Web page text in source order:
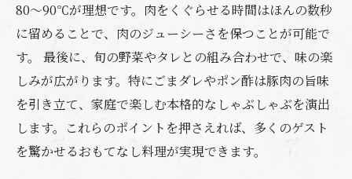
80〜90℃が理想です。肉をくぐらせる時間はほんの数秒
に留めることで、肉のジューシーさを保つことが可能で
す。 最後に、旬の野菜やタレとの組み合わせで、味の楽
しみが広がります。特にごまダレやポン酢は豚肉の旨味
を引き立て、家庭で楽しむ本格的なしゃぶしゃぶを演出
します。これらのポイントを押さえれば、多くのゲスト
を驚かせるおもてなし料理が実現できます。